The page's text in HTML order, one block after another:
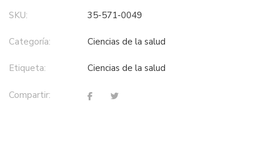
SKU: 35-571-0049
Categoría: ciencias de la salud
Etiqueta: ciencias de la salud
Compartir: